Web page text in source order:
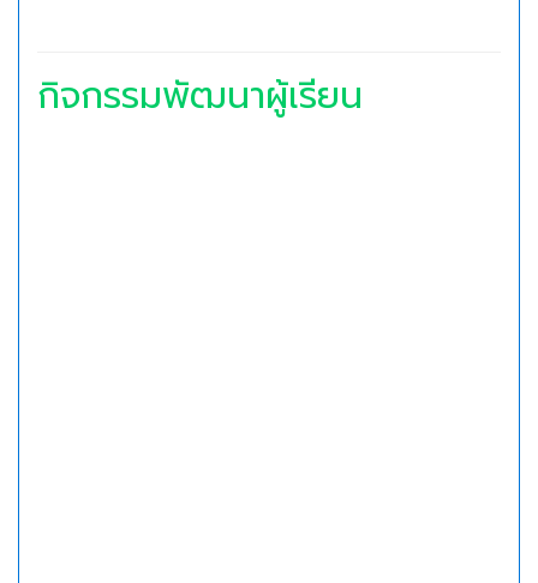
กิจกรรมพัฒนาผู้เรียน